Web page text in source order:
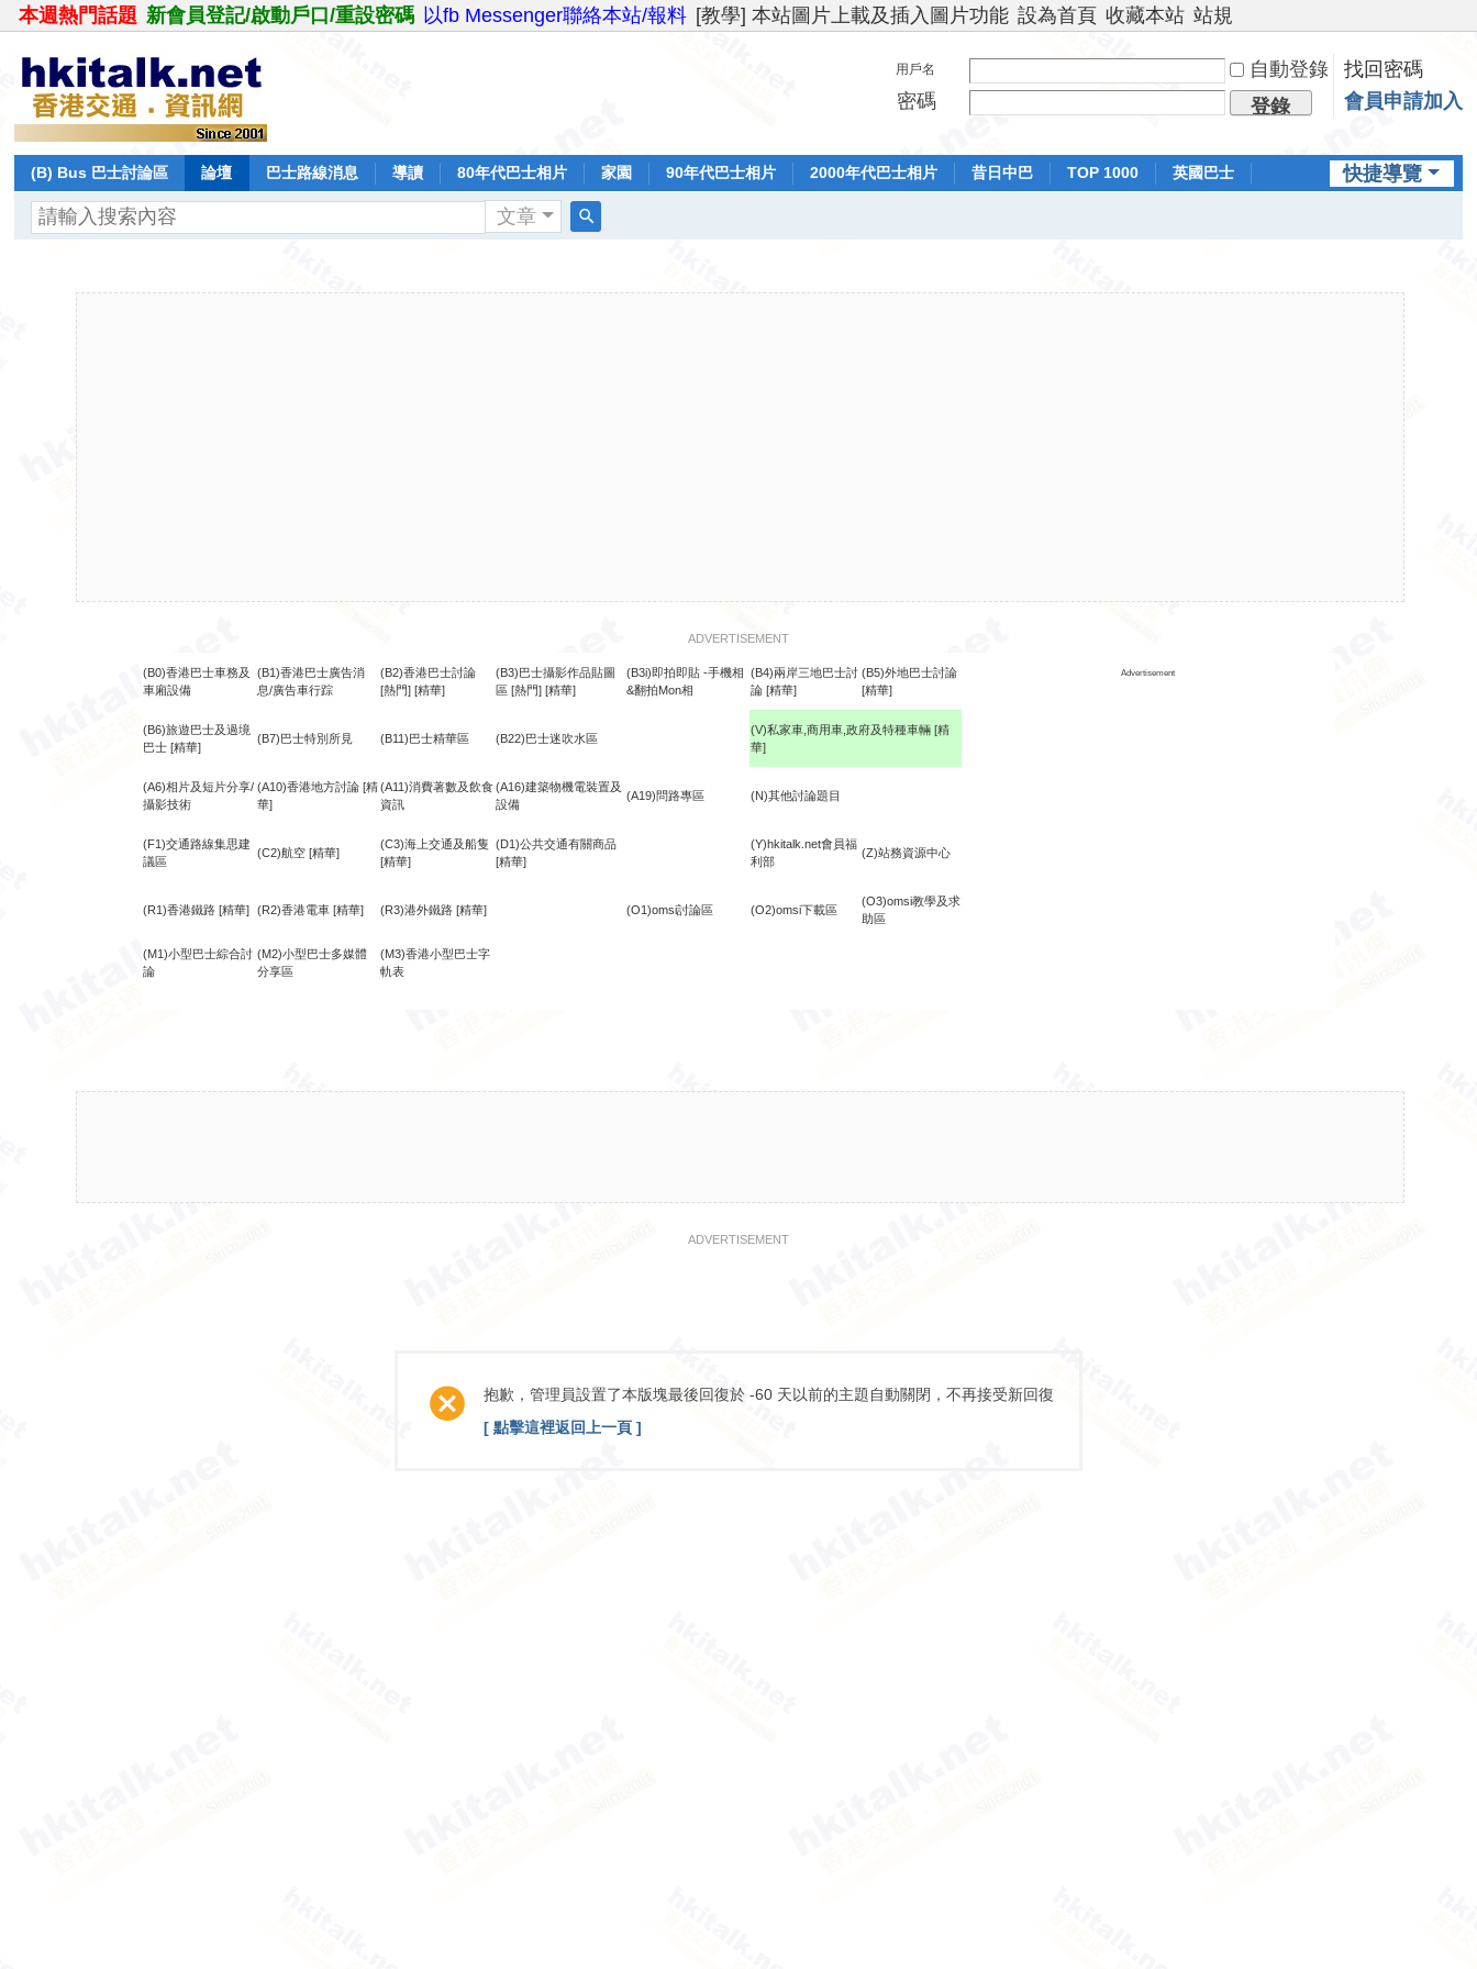
本週熱門話題 新會員登記/啟動戶口/重設密碼 以fb Messenger聯絡本站/報料 [教學] 本站圖片上載及插入圖片功能 設為首頁 收藏本站 站規
用戶名 自動登錄
找回密碼
密碼
登錄 會員申請加入
快捷導覽
(B) Bus 巴士討論區 論壇 巴士路線消息 導讀 80年代巴士相片 家園 90年代巴士相片 2000年代巴士相片 昔日中巴 TOP 1000
英國巴士
文章
ADVERTISEMENT
(B0)香港巴士車務及
車廂設備
(B1)香港巴士廣告消
息/廣告車行踪
(B2)香港巴士討論
[熱門] [精華]
(B3)巴士攝影作品貼圖
區 [熱門] [精華]
(B3i)即拍即貼 -手機相
&翻拍Mon相
(B4)兩岸三地巴士討
論 [精華]
(B5)外地巴士討論
[精華]
Advertisement
(B6)旅遊巴士及過境
巴士 [精華]
(B7)巴士特別所見 (B11)巴士精華區 (B22)巴士迷吹水區
(V)私家車,商用車,政府及特種車輛 [精
華]
(A6)相片及短片分享/
攝影技術
(A10)香港地方討論 [精
華]
(A11)消費著數及飲食
資訊
(A16)建築物機電裝置及
設備
(A19)問路專區 (N)其他討論題目
(F1)交通路線集思建
議區
(C2)航空 [精華]
(C3)海上交通及船隻
[精華]
(D1)公共交通有關商品
[精華]
(Y)hkitalk.net會員福
利部
(Z)站務資源中心
(R1)香港鐵路 [精華] (R2)香港電車 [精華] (R3)港外鐵路 [精華] (O1)omsi討論區 (O2)omsi下載區
(O3)omsi教學及求
助區
(M1)小型巴士綜合討
論
(M2)小型巴士多媒體
分享區
(M3)香港小型巴士字
軌表
ADVERTISEMENT
抱歉，管理員設置了本版塊最後回復於 -60 天以前的主題自動關閉，不再接受新回復
[ 點擊這裡返回上一頁 ]